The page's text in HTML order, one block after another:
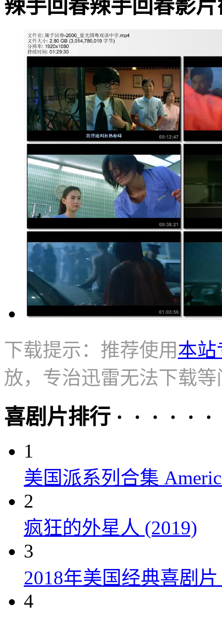
辣手回春辣手回春影片
下载提示：推荐使用本站
放，专治迅雷无法下载等
喜剧片排行 · · · · · ·
1
美国派系列合集
2
疯狂的外星人 (2019)
3
2018年美国经典喜剧
4